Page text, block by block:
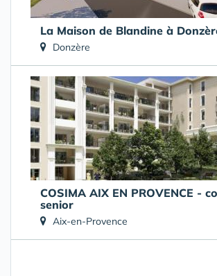
La Maison de Blandine à
Donzère
COSIMA AIX EN PROVENCE -
senior
Aix-en-Provence